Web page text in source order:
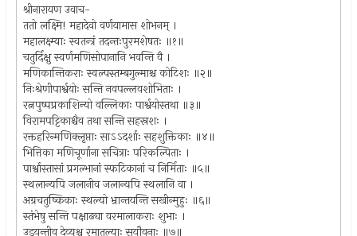
श्रीनारायण उवाच-
ततो लक्ष्मि! महादेवो वर्णयामास शोभनम् ।
महालक्ष्म्याः स्वतन्त्रं तदन्तःपुरमशेषतः ॥१॥
चतुर्दिक्षु स्वर्णमणिसोपानानि भवन्ति वै ।
मणिकान्तिकराः स्वल्पस्तम्बगुल्माश्च कोटिशः ॥२॥
निःश्रेणीपार्श्वयोः सन्ति नवपल्लवशोभिताः ।
रत्नपुष्पप्रकाशिन्यो वल्लिकाः पार्श्वयोस्तथा ॥३॥
विरामपट्टिकाश्चैव तथा सन्ति सहस्रशः ।
रक्तहरिन्मणिक्लृप्ताः साऽऽदर्शाः सहशुक्तिकाः ॥४॥
भित्तिका मणिचूर्णाना सचित्राः परिकल्पिताः ।
पार्श्वास्तासां प्रगल्भानां स्फटिकानां च निर्मिताः ॥५॥
स्थलान्यपि जलानीव जलान्यपि स्थलानि वा ।
अग्रचतुष्किकाः स्थल्यो भ्रान्तयन्ति सखीन्मुहुः ॥६॥
स्तंभेषु सन्ति पक्षाढ्या वरमालाकराः शुभाः ।
उडुयन्तीव देव्यश्च रमातुल्याः सुयौवनाः ॥७॥